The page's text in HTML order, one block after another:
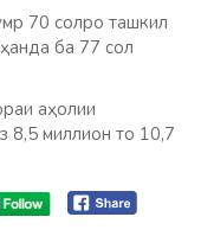
70 солро ташкил
ба 77 сол
аҳолии
миллион то 10,7